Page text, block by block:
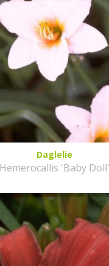
Daglelie
Hemerocallis 'Baby Doll'